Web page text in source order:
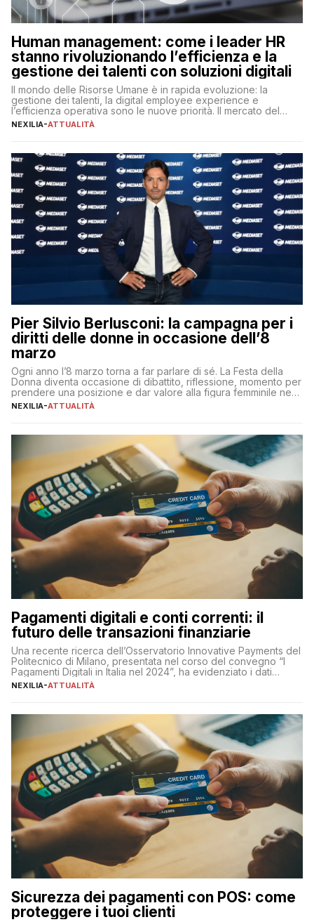
Human management: come i leader HR
stanno rivoluzionando l’efficienza e la
gestione dei talenti con soluzioni digitali
Il mondo delle Risorse Umane è in rapida evoluzione: la
gestione dei talenti, la digital employee experience e
l’efficienza operativa sono le nuove priorità. Il mercato del
lavoro, d’altra parte, è sempre più competitivo con una lotta
NEXILIA-ATTUALITÀ
Pier Silvio Berlusconi: la campagna per i
diritti delle donne in occasione dell’8
marzo
Ogni anno l’8 marzo torna a far parlare di sé. La Festa della
Donna diventa occasione di dibattito, riflessione, momento per
prendere una posizione e dar valore alla figura femminile nella
sua complessità e crucialità. A lanciare un messaggio “forte e
NEXILIA-ATTUALITÀ
Pagamenti digitali e conti correnti: il
futuro delle transazioni finanziarie
Una recente ricerca dell’Osservatorio Innovative Payments del
Politecnico di Milano, presentata nel corso del convegno “I
Pagamenti Digitali in Italia nel 2024”, ha evidenziato i dati
definitivi del primo semestre 2024 relativamente alle
NEXILIA-ATTUALITÀ
Sicurezza dei pagamenti con POS: come
proteggere i tuoi clienti